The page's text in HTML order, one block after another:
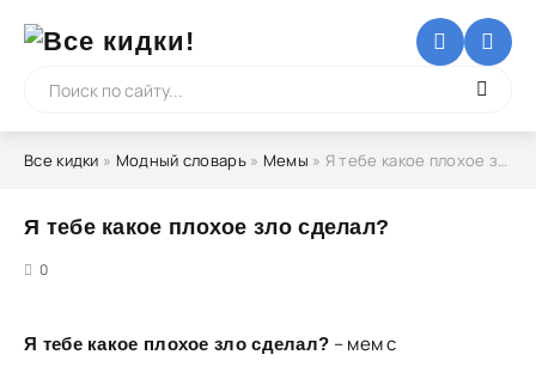
Все кидки » Модный словарь» Мемы » Я тебе какое плохое зло сделал?
Я тебе какое плохое зло сделал?
0
Я тебе какое плохое зло сделал? – мем с